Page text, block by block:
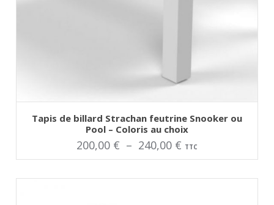
Ce
produit
a
plusieurs
variations.
Les
peuvent
Tapis de billard Strachan feutrine Snooker ou
Pool – Coloris au choix
200,00 € – 240,00 € Plage
de
prix :
TTC